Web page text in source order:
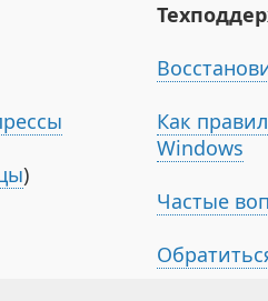
)
Как
Windows
Частые